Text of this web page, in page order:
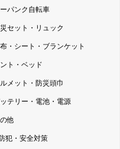
パンク自転車
セット・リュック
・シート・ブランケット
ト・ベッド
メット・防災頭巾
テリー・電池・電源
他
犯・安全対策